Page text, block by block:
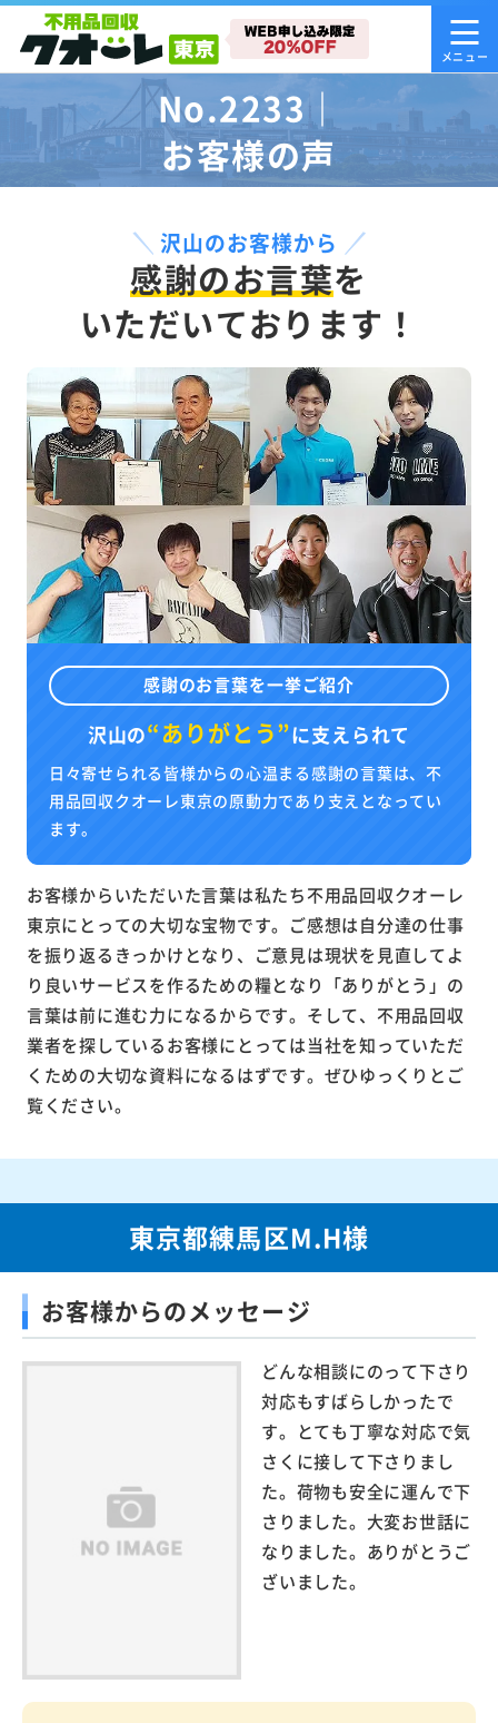
No.2233｜
お客様の声
沢山のお客様から
感謝のお言葉を
いただいております！
感謝のお言葉を一挙ご紹介
沢山の“ありがとう”に支えられて
日々寄せられる皆様からの心温まる感謝の言葉は、不
用品回収クオーレ東京の原動力であり支えとなってい
ます。
お客様からいただいた言葉は私たち不用品回収クオーレ
東京にとっての大切な宝物です。ご感想は自分達の仕事
を振り返るきっかけとなり、ご意見は現状を見直してよ
り良いサービスを作るための糧となり「ありがとう」の
言葉は前に進む力になるからです。そして、不用品回収
業者を探しているお客様にとっては当社を知っていただ
くための大切な資料になるはずです。ぜひゆっくりとご
覧ください。
東京都練馬区M.H様
お客様からのメッセージ
どんな相談にのって下さり
対応もすばらしかったで
す。とても丁寧な対応で気
さくに接して下さりまし
た。荷物も安全に運んで下
さりました。大変お世話に
なりました。ありがとうご
ざいました。